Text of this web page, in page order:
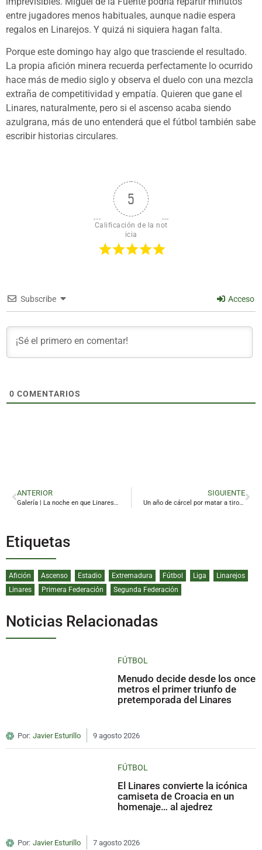
entre jugadores menos habituales, aunque nadie espera
regalos en Linarejos. Y quizá ni siquiera hagan falta.
Porque este domingo hay algo que trasciende el resultado.
La propia afición minera recuerda perfectamente lo ocurrido
hace más de medio siglo y observa el duelo con una mezcla
extraña de competitividad y empatía. Quieren que gane el
Linares, naturalmente, pero si el ascenso acaba siendo
azulgrana, más de uno entenderá que el fútbol también sabe
escribir historias circulares.
5
Calificación de la not
icia
Subscribe Acceso
0 COMENTARIOS
ANTERIOR
Galería | La noche en que Linares escuchó la verdad de Diana Navarro
SIGUIENTE
Un año de cárcel por matar a tiros a sus dos perros en Navas de San Juan
Etiquetas
Afición Ascenso Estadio Extremadura Fútbol Liga
Linarejos
Linares
Primera Federación Segunda Federación
Noticias Relacionadas
FÚTBOL
Menudo decide desde los once
metros el primer triunfo de
pretemporada del Linares
Por: Javier Esturillo 9 agosto 2026
FÚTBOL
El Linares convierte la icónica
camiseta de Croacia en un
homenaje… al ajedrez
Por: Javier Esturillo 7 agosto 2026